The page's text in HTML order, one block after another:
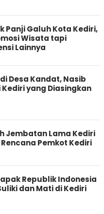
Panji Galuh Kota Kediri,
Wisata tapi
Lainnya
Desa Kandat, Nasib
yang Diasingkan
Jembatan Lama Kediri
Pemkot Kediri
Republik Indonesia
dan Mati di Kediri